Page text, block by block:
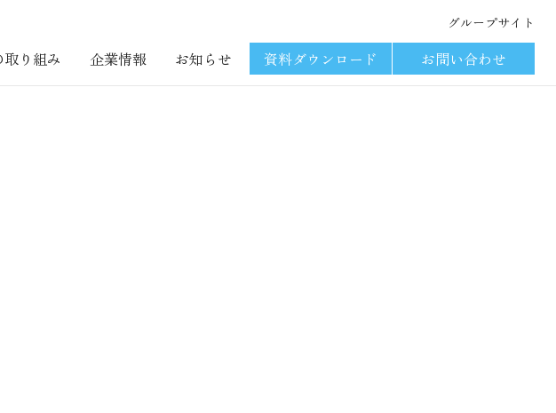
グループサイト
り組み 企業情報 お知らせ 資料ダウンロード お問い合わせ